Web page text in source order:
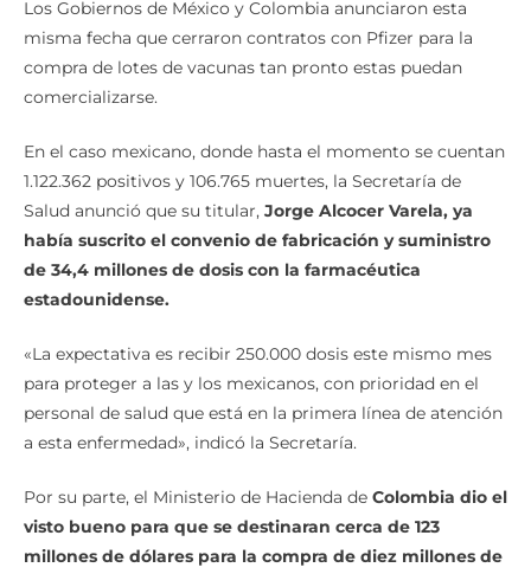
Los Gobiernos de México y Colombia anunciaron esta
misma fecha que cerraron contratos con Pfizer para la
compra de lotes de vacunas tan pronto estas puedan
comercializarse.
En el caso mexicano, donde hasta el momento se cuentan
1.122.362 positivos y 106.765 muertes, la Secretaría de
Salud anunció que su titular, Jorge Alcocer Varela, ya
había suscrito el convenio de fabricación y suministro
de 34,4 millones de dosis con la farmacéutica
estadounidense.
«La expectativa es recibir 250.000 dosis este mismo mes
para proteger a las y los mexicanos, con prioridad en el
personal de salud que está en la primera línea de atención
a esta enfermedad», indicó la Secretaría.
Por su parte, el Ministerio de Hacienda de Colombia dio el
visto bueno para que se destinaran cerca de 123
millones de dólares para la compra de diez millones de